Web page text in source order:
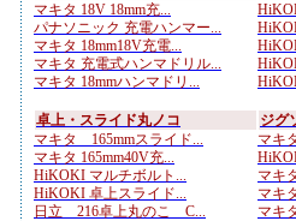
マキタ 18V 18mm充...
パナソニック 充電ハンマー...
マキタ 18mm18V充電...
マキタ 充電式ハンマドリル...
マキタ 18mmハンマドリ...
卓上・スライド丸ノコ
マキタ 165mmスライド...
マキタ 165mm40V充...
HiKOKI マルチボルト...
HiKOKI 卓上スライド...
日立 216卓上丸のこ C...
ジグ
マキ
マキ
マキ
マキ